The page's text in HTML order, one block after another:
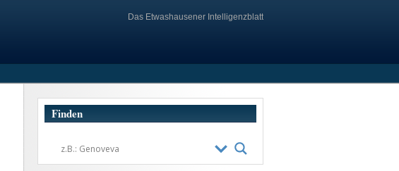
Das Etwashausener Intelligenzblatt
Finden